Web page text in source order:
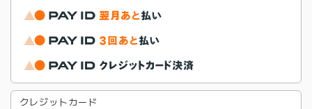
クレジットカード